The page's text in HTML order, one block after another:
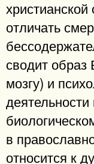
отличать
сводит
мозгу) и
в
относится к